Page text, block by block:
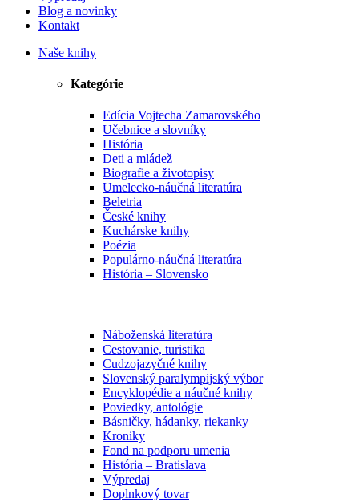
Blog a novinky
Kontakt
Naše knihy
Kategórie
Edícia Vojtecha Zamarovského
Učebnice a slovníky
História
Deti a mládež
Biografie a životopisy
Umelecko-náučná literatúra
Beletria
České knihy
Kuchárske knihy
Poézia
Populárno-náučná literatúra
História – Slovensko
Náboženská literatúra
Cestovanie, turistika
Cudzojazyčné knihy
Slovenský paralympijský výbor
Encyklopédie a náučné knihy
Poviedky, antológie
Básničky, hádanky, riekanky
Kroniky
Fond na podporu umenia
História – Bratislava
Výpredaj
Doplnkový tovar